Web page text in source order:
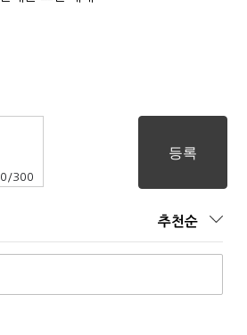
0 /300
추천순